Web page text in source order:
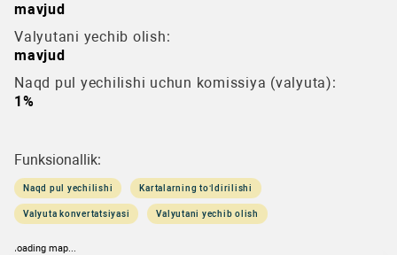
mavjud
Valyutani yechib olish:
mavjud
Naqd pul yechilishi uchun komissiya (valyuta):
1%
Funksionallik:
Naqd pul yechilishi Kartalarning to‘ldirilishi
Valyuta konvertatsiyasi Valyutani yechib olish
loading map...